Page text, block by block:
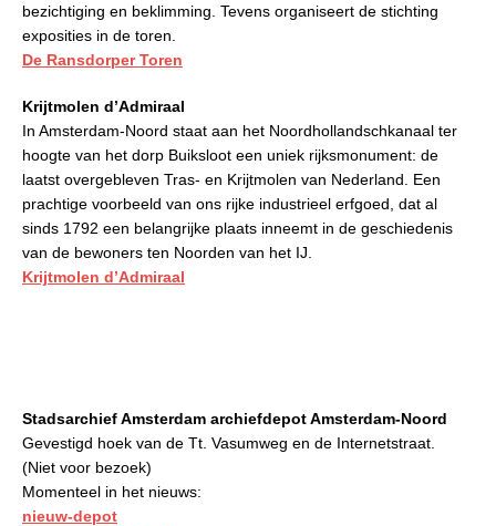
bezichtiging en beklimming. Tevens organiseert de stichting
exposities in de toren.
De Ransdorper Toren
Krijtmolen d’Admiraal
In Amsterdam-Noord staat aan het Noordhollandschkanaal ter
hoogte van het dorp Buiksloot een uniek rijksmonument: de
laatst overgebleven Tras- en Krijtmolen van Nederland. Een
prachtige voorbeeld van ons rijke industrieel erfgoed, dat al
sinds 1792 een belangrijke plaats inneemt in de geschiedenis
van de bewoners ten Noorden van het IJ.
Krijtmolen d’Admiraal
Stadsarchief Amsterdam archiefdepot Amsterdam-Noord
Gevestigd hoek van de Tt. Vasumweg en de Internetstraat.
(Niet voor bezoek)
Momenteel in het nieuws:
nieuw-depot